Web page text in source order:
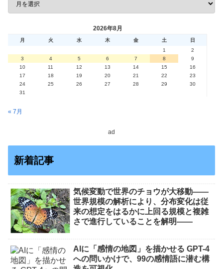
2026年8月
月 火 水 木 金 土
日
1
2
3
4 5 6 7 8
9
10
11 12 13 14 15
16
17
18 19 20 21 22
23
24
25 26 27 28 29
30
31
« 7月
ad
新着記事
気候変動で世界のチョウが大移動――
世界規模の解析により、分布変化は従
来の想定をはるかに上回る規模と複雑
さで進行していることを解明――
AIに「感情の地図」を描かせる GPT-4
への問いかけで、99の感情語に潜む構